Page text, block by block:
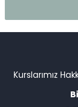
Kurslarımız